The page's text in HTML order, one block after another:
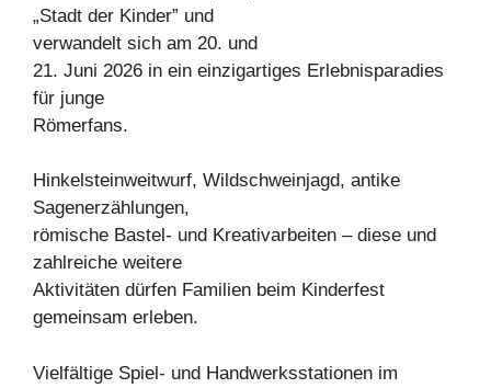
„Stadt der Kinder” und
verwandelt sich am 20. und
21. Juni 2026 in ein einzigartiges Erlebnisparadies
für junge
Römerfans.
Hinkelsteinweitwurf, Wildschweinjagd, antike
Sagenerzählungen,
römische Bastel- und Kreativarbeiten – diese und
zahlreiche weitere
Aktivitäten dürfen Familien beim Kinderfest
gemeinsam erleben.
Vielfältige Spiel- und Handwerksstationen im